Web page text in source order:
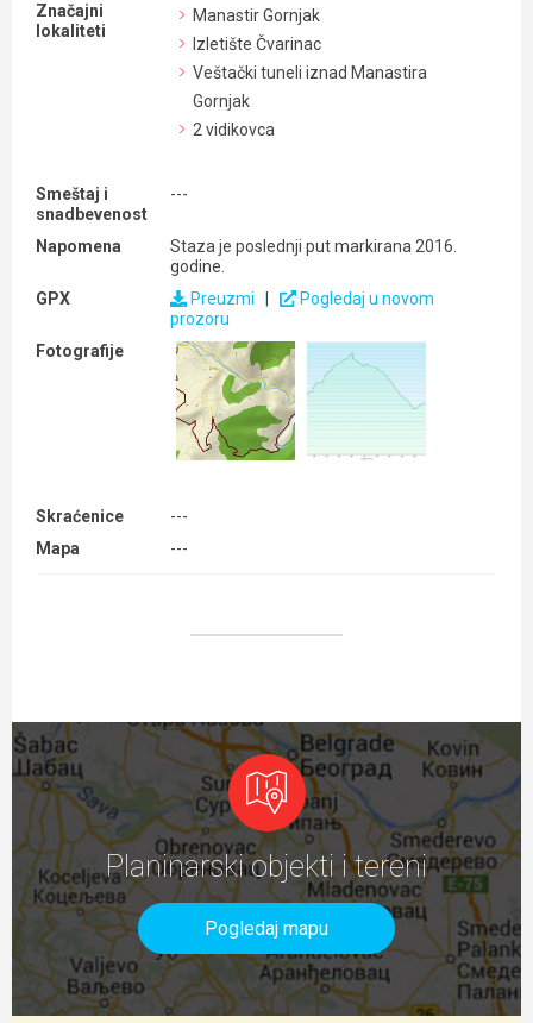
Značajni
lokaliteti
Manastir Gornjak
Izletište Čvarinac
Veštački tuneli iznad Manastira
Gornjak
2 vidikovca
Smeštaj i
snadbevenost
---
Napomena
Staza je poslednji put markirana 2016.
godine.
GPX
Preuzmi
Pogledaj u novom
prozoru
Fotografije
Skraćenice
---
Mapa
---
Planinarski objekti i tereni
Pogledaj mapu